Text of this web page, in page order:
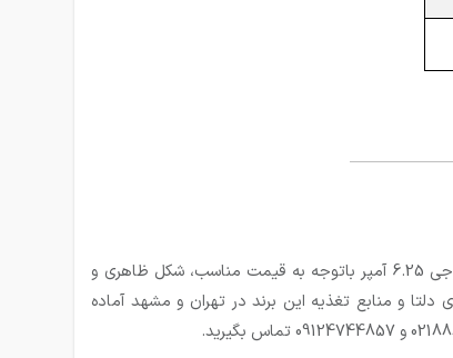
منبع تغذیه یکی از تجهیزات اساسی در تابلو برق میباشد بنابراین برای خرید آن باید دقت کافی داشت. این مدل از منبع تغذیه دلتا با جریان خروجی 6.25 آمپر باتوجه به قیمت مناسب، شکل ظاهری و
و منابع تغذیه این برند در تهران و مشهد آماده